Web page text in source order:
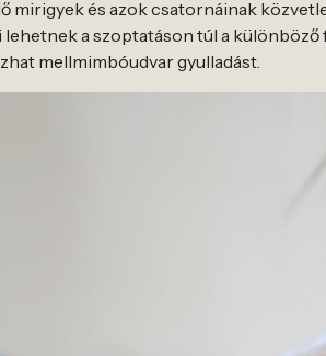
mirigyek és azok csatornáinak
a szoptatáson túl a
mellmimbóudvar gyulladást.